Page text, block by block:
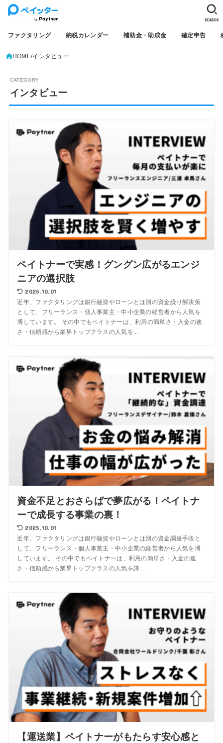
ファクタリング 納税カレンダー 補助金・助成金 確定申告
SEARCH
HOME インタビュー
インタビュー
ペイトナーで実感！グングン広がるエンジ
ニアの選択肢
2025.10.01
近年、ファクタリングは銀行融資やローンとは別の資金繰り解決策
として、フリーランス・個人事業主・中小企業の経営者から人気を
博しています。 その中でもペイトナーは、利用の簡単さ・入金の速
さ・信頼感から業界トップクラスの人気を...
資金不足とおさらばで夢広がる！ペイトナ
ーで成長する事業の裏！
2025.10.01
近年、ファクタリングは銀行融資やローンとは別の資金調達手段と
して、フリーランス・個人事業主・中小企業の経営者から人気を博
しています。 その中でもペイトナーは、利用の簡単さ・入金の速
さ・信頼感から業界トップクラスの人気を誇...
【運送業】ペイトナーがもたらす安心感と